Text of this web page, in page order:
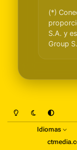
(*)
S.A. y
Group
Light ModeDark ModeSystem
Idiomas